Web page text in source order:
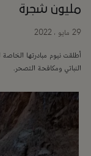
مليون شجرة
29 مايو ، 2022
أطلقت نيوم مبادرتها الخاصة
النباتي ومكافحة التصحر.